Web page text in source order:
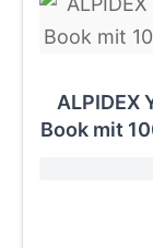
ALPIDEX
Book mit